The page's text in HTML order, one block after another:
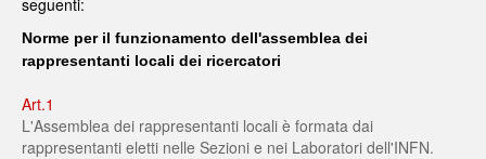
seguenti:
Norme per il funzionamento dell'assemblea dei
rappresentanti locali dei ricercatori
Art.1
L'Assemblea dei rappresentanti locali è formata dai
rappresentanti eletti nelle Sezioni e nei Laboratori dell'INFN.